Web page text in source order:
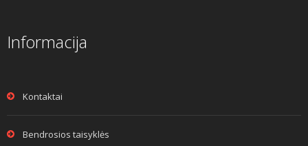
Informacija
Kontaktai
Bendrosios taisyklės